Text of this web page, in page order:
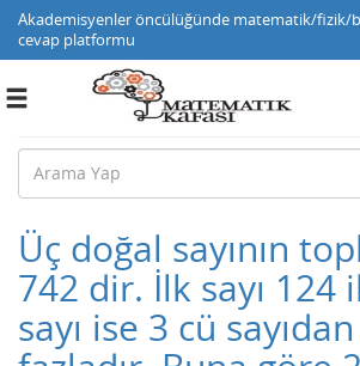
Akademisyenler öncülüğünde matematik/fizik/
cevap platformu
Toggle
Üç doğal sayının
742 dir. İlk sayı 124
sayı ise 3 cü